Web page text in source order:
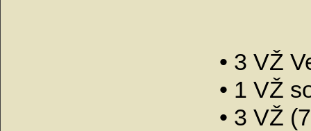
• 3 VŽ
• 1 VŽ
• 3 VŽ